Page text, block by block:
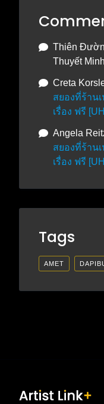
Thiên
Thuyết Minh
Creta
สยองที่ร้าน
เรื่อง ฟรี
Angela
สยองที่ร้าน
เรื่อง ฟรี
Tags
AMET